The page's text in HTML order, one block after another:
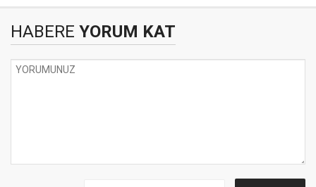
HABERE YORUM KAT